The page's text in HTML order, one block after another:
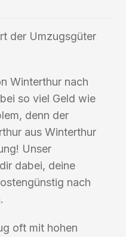
der Umzugsgüter
Winterthur nach
so viel Geld wie
denn der
aus Winterthur
Unser
dabei, deine
nach
oft mit hohen